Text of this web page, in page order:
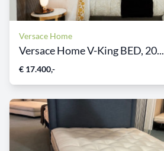
Versace Home
Versace Home V-King BED, 20...
€ 17.400,-